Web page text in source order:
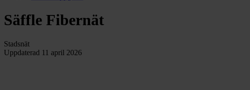
Säffle Fibernät
Stadsnät
Uppdaterad 11 april 2026